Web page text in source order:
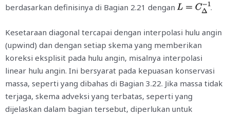
berdasarkan definisinya di Bagian 2.21 dengan
.
Kesetaraan diagonal tercapai dengan interpolasi hulu angin
(upwind) dan dengan setiap skema yang memberikan
koreksi eksplisit pada hulu angin, misalnya interpolasi
linear hulu angin. Ini bersyarat pada kepuasan konservasi
massa, seperti yang dibahas di Bagian 3.22. Jika massa tidak
terjaga, skema adveksi yang terbatas, seperti yang
dijelaskan dalam bagian tersebut, diperlukan untuk